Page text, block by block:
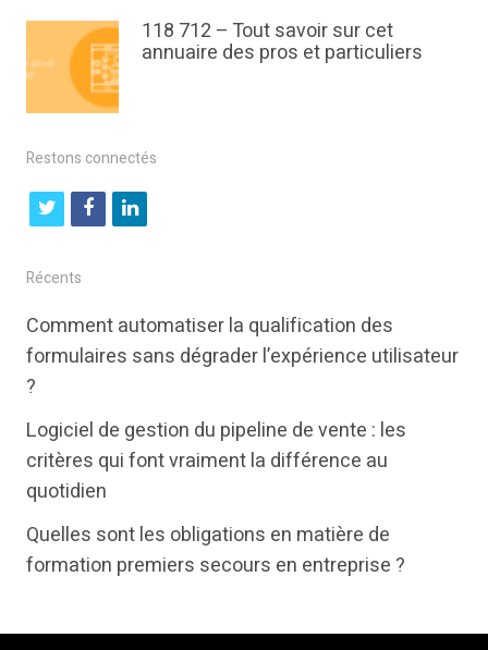
118 712 – Tout savoir sur cet
annuaire des pros et particuliers
Restons connectés
t
i
t
r
f
b
k
l
k
e
n
Récents
Comment automatiser la qualification des
formulaires sans dégrader l’expérience utilisateur
?
Logiciel de gestion du pipeline de vente : les
critères qui font vraiment la différence au
quotidien
Quelles sont les obligations en matière de
formation premiers secours en entreprise ?